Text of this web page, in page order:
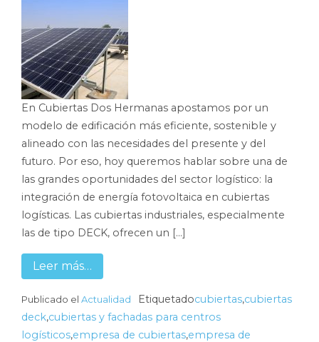
En Cubiertas Dos Hermanas apostamos por un
modelo de edificación más eficiente, sostenible y
alineado con las necesidades del presente y del
futuro. Por eso, hoy queremos hablar sobre una de
las grandes oportunidades del sector logístico: la
integración de energía fotovoltaica en cubiertas
logísticas. Las cubiertas industriales, especialmente
las de tipo DECK, ofrecen un […]
Leer más…
Publicado el Actualidad Etiquetadocubiertas,cubiertas
deck,cubiertas y fachadas para centros
logísticos,empresa de cubiertas,empresa de